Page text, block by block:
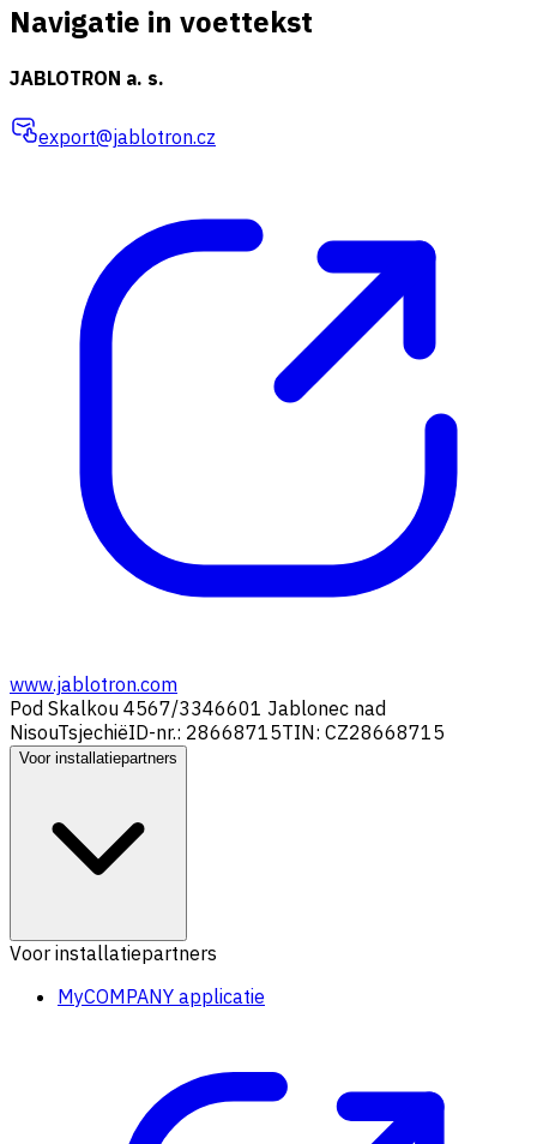
Navigatie in voettekst
JABLOTRON a. s.
export@jablotron.cz
www.jablotron.com
Pod Skalkou 4567/3346601 Jablonec nad
NisouTsjechiëID-nr.: 28668715TIN: CZ28668715
Voor installatiepartners
Voor installatiepartners
MyCOMPANY applicatie